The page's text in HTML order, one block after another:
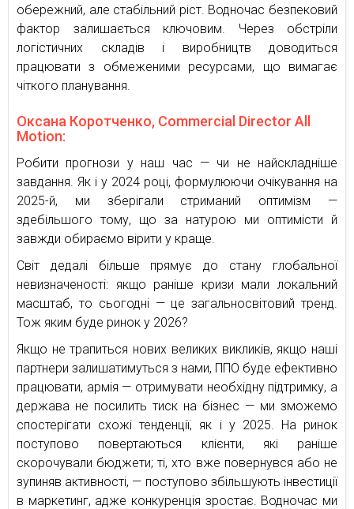
обережний, але стабільний ріст. Водночас безпековий
фактор залишається ключовим. Через обстріли
логістичних складів і виробництв доводиться
працювати з обмеженими ресурсами, що вимагає
чіткого планування.
Оксана Коротченко, Commercial Director All
Motion:
Робити прогнози у наш час — чи не найскладніше
завдання. Як і у 2024 році, формулюючи очікування на
2025-й, ми зберігали стриманий оптимізм —
здебільшого тому, що за натурою ми оптимісти й
завжди обираємо вірити у краще.
Світ дедалі більше прямує до стану глобальної
невизначеності: якщо раніше кризи мали локальний
масштаб, то сьогодні — це загальносвітовий тренд.
Тож яким буде ринок у 2026?
Якщо не трапиться нових великих викликів, якщо наші
партнери залишатимуться з нами, ППО буде ефективно
працювати, армія — отримувати необхідну підтримку, а
держава не посилить тиск на бізнес — ми зможемо
спостерігати схожі тенденції, як і у 2025. На ринок
поступово повертаються клієнти, які раніше
скорочували бюджети; ті, хто вже повернувся або не
зупиняв активності, — поступово збільшують інвестиції
в маркетинг, адже конкуренція зростає. Водночас ми